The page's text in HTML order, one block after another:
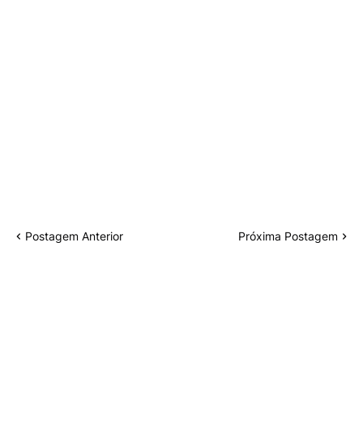
Postagem Anterior Próxima Postagem